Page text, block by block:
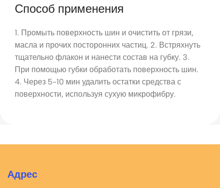
Способ применения
1. Промыть поверхность шин и очистить от грязи,
масла и прочих посторонних частиц. 2. Встряхнуть
тщательно флакон и нанести состав на губку. 3.
При помощью губки обработать поверхность шин.
4. Через 5-10 мин удалить остатки средства с
поверхности, используя сухую микрофибру.
Адрес